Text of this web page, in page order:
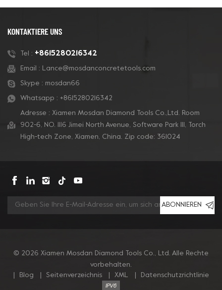
KONTAKTIERE UNS
Tel : +8615280216342
Email : Lance@mosdanconcretetools.com
Skype : mosdan66
Whatsapp : +8615280216342
Adresse : Xiamen Mosdan Diamond Tools Co.,Ltd. Room
902-6, NO. 1116 Jimei North Avenue, Software Park Ill, Torch
High-tech Zone, Xiamen, China. Zip code: 361024
ABONNIEREN
© 2026 Xiamen Mosdan Diamond Tools Co., Ltd. Alle Rechte
vorbehalten.
Blog Seitenverzeichnis XML Datenschutzrichtlinie